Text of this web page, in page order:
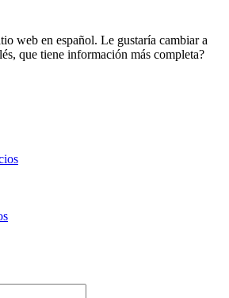
web en español. Le gustaría cambiar a
que tiene información más completa?